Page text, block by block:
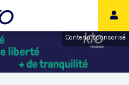
Contenu sponsorisé